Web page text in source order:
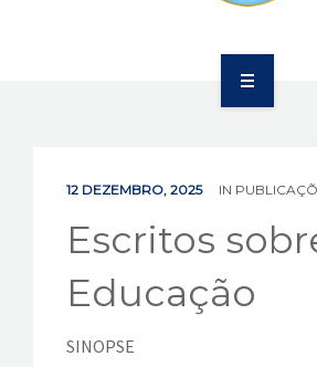
12 DEZEMBRO, 2025 IN
Escritos
Educação
SINOPSE